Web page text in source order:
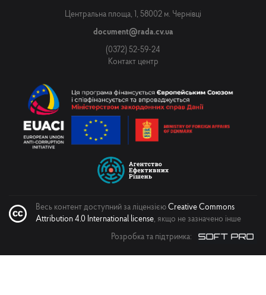
Центральна площа, 1, 58002 м. Чернівці
document@rada.cv.ua
(0372) 52-59-24
Контакт центр
Весь контент доступний за ліцензією Creative Commons
Attribution 4.0 International license, якщо не зазначено інше
Розробка та підтримка: